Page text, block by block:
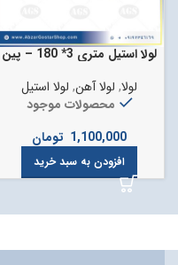
لولا استیل متری 3* 180 – پین
وسط آهن
لولا, لولا آهن, لولا استیل
محصولات موجود
1,100,000 تومان
افزودن به سبد خرید